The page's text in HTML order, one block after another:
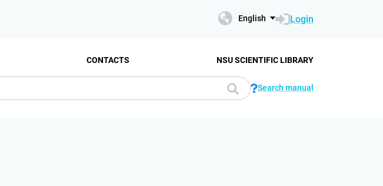
English Login
CONTACTS NSU SCIENTIFIC LIBRARY
Search manual